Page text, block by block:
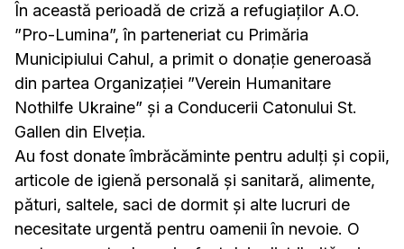
În această perioadă de criză a refugiaților A.O.
”Pro-Lumina”, în parteneriat cu Primăria
Municipiului Cahul, a primit o donație generoasă
din partea Organizației ”Verein Humanitare
Nothilfe Ukraine” și a Conducerii Catonului St.
Gallen din Elveția.
Au fost donate îmbrăcăminte pentru adulți și copii,
articole de igienă personală și sanitară, alimente,
pături, saltele, saci de dormit și alte lucruri de
necesitate urgentă pentru oamenii în nevoie. O